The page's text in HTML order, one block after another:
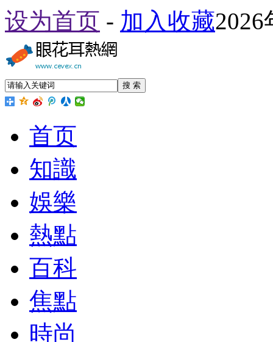
设为首页 - 加入收藏
搜 索
首页
知識
娛樂
熱點
百科
焦點
時尚